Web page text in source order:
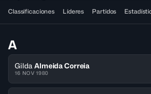
Classificaciones Líderes Partidos
A
Gilda Almeida Correia
16 NOV 1980